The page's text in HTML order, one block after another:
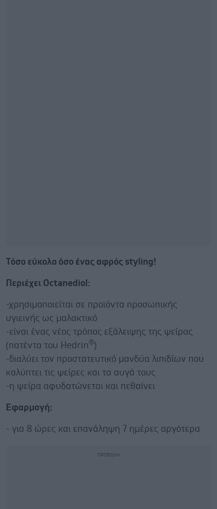
Τόσο εύκολο όσο ένας αφρός styling!
Περιέχει Οctanediol:
-χρησιμοποιείται σε προϊόντα προσωπικής
υγιεινής ως μαλακτικό
-είναι ένας νέος τρόπος εξάλειψης της ψείρας
(πατέντα του Hedrin®)
-διαλύει τον προστατευτικό μανδύα λιπιδίων που
καλύπτει τις ψείρες και τα αυγά τους
-η ψείρα αφυδατώνεται και πεθαίνει
Εφαρμογή:
- για 8 ώρες και επανάληψη 7 ημέρες αργότερα